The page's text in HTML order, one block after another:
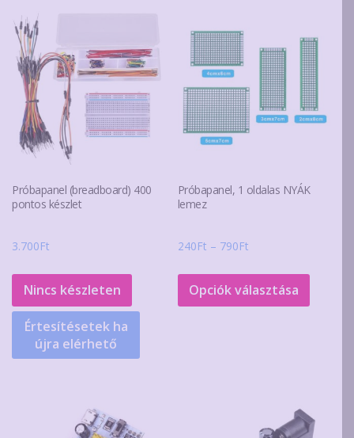
Próbapanel (breadboard) 400
pontos készlet
3.700Ft
Nincs készleten
Értesítésetek ha
újra elérhető
Próbapanel, 1 oldalas NYÁK
lemez
240Ft – 790FtÁrtartomány:
-
790Ft
Opciók választása
Ennek
a